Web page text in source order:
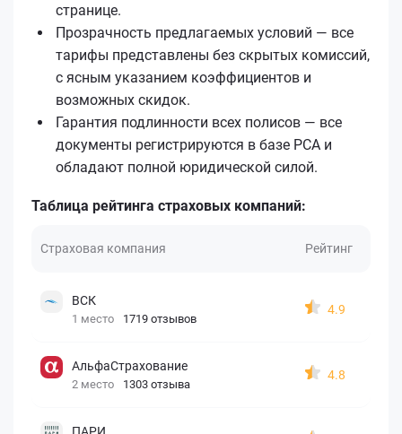
странице.
Прозрачность предлагаемых условий — все
тарифы представлены без скрытых комиссий,
с ясным указанием коэффициентов и
возможных скидок.
Гарантия подлинности всех полисов — все
документы регистрируются в базе РСА и
обладают полной юридической силой.
Таблица рейтинга страховых компаний:
Страховая компания Рейтинг
ВСК
1 место 1719 отзывов
4.9
АльфаСтрахование
2 место 1303 отзыва
4.8
ПАРИ